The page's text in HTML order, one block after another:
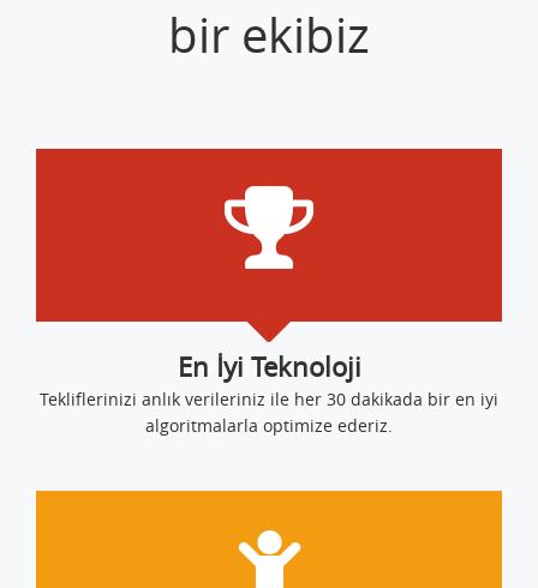
bir ekibiz
En İyi Teknoloji
Tekliflerinizi anlık verileriniz ile her 30 dakikada bir en iyi
algoritmalarla optimize ederiz.